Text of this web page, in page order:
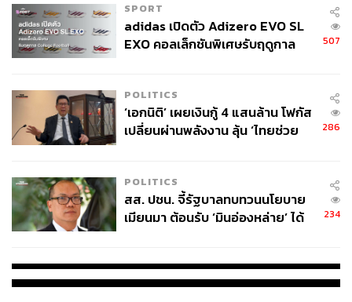
SPORT
adidas เปิดตัว Adizero EVO SL
EXO คอลเล็กชันพิเศษรับฤดูกาล
507
POLITICS
‘เอกนิติ’ เผยเงินกู้ 4 แสนล้าน โฟกัส
เปลี่ยนผ่านพลังงาน ลุ้น ‘ไทยช่วย
286
POLITICS
สส. ปชน. จี้รัฐบาลทบทวนนโยบาย
เมียนมา ต้อนรับ ‘มินอ่องหล่าย’ ได้
234